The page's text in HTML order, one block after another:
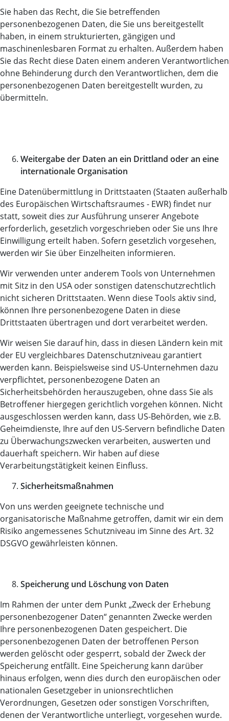
Sie haben das Recht, die Sie betreffenden
personenbezogenen Daten, die Sie uns bereitgestellt
haben, in einem strukturierten, gängigen und
maschinenlesbaren Format zu erhalten. Außerdem haben
Sie das Recht diese Daten einem anderen Verantwortlichen
ohne Behinderung durch den Verantwortlichen, dem die
personenbezogenen Daten bereitgestellt wurden, zu
übermitteln.
Weitergabe der Daten an ein Drittland oder an eine
internationale Organisation
Eine Datenübermittlung in Drittstaaten (Staaten außerhalb
des Europäischen Wirtschaftsraumes - EWR) findet nur
statt, soweit dies zur Ausführung unserer Angebote
erforderlich, gesetzlich vorgeschrieben oder Sie uns Ihre
Einwilligung erteilt haben. Sofern gesetzlich vorgesehen,
werden wir Sie über Einzelheiten informieren.
Wir verwenden unter anderem Tools von Unternehmen
mit Sitz in den USA oder sonstigen datenschutzrechtlich
nicht sicheren Drittstaaten. Wenn diese Tools aktiv sind,
können Ihre personenbezogene Daten in diese
Drittstaaten übertragen und dort verarbeitet werden.
Wir weisen Sie darauf hin, dass in diesen Ländern kein mit
der EU vergleichbares Datenschutzniveau garantiert
werden kann. Beispielsweise sind US-Unternehmen dazu
verpflichtet, personenbezogene Daten an
Sicherheitsbehörden herauszugeben, ohne dass Sie als
Betroffener hiergegen gerichtlich vorgehen können. Nicht
ausgeschlossen werden kann, dass US-Behörden, wie z.B.
Geheimdienste, Ihre auf den US-Servern befindliche Daten
zu Überwachungszwecken verarbeiten, auswerten und
dauerhaft speichern. Wir haben auf diese
Verarbeitungstätigkeit keinen Einfluss.
Sicherheitsmaßnahmen
Von uns werden geeignete technische und
organisatorische Maßnahme getroffen, damit wir ein dem
Risiko angemessenes Schutzniveau im Sinne des Art. 32
DSGVO gewährleisten können.
Speicherung und Löschung von Daten
Im Rahmen der unter dem Punkt „Zweck der Erhebung
personenbezogener Daten“ genannten Zwecke werden
Ihre personenbezogenen Daten gespeichert. Die
personenbezogenen Daten der betroffenen Person
werden gelöscht oder gesperrt, sobald der Zweck der
Speicherung entfällt. Eine Speicherung kann darüber
hinaus erfolgen, wenn dies durch den europäischen oder
nationalen Gesetzgeber in unionsrechtlichen
Verordnungen, Gesetzen oder sonstigen Vorschriften,
denen der Verantwortliche unterliegt, vorgesehen wurde.